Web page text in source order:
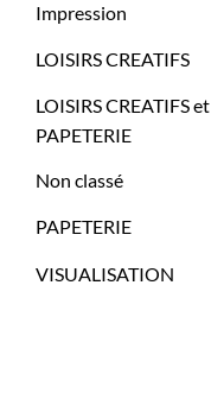
Impression
LOISIRS CREATIFS
LOISIRS CREATIFS et
PAPETERIE
Non classé
PAPETERIE
VISUALISATION